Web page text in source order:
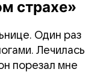
страхе»
Один раз
Лечилась
порезал мне